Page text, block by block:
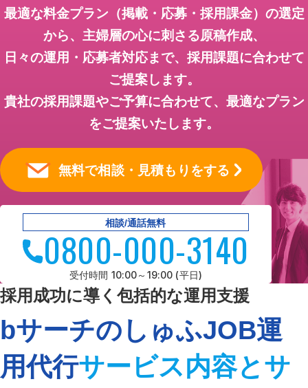
最適な料金プラン（掲載・応募・採用課金）の選定
から、主婦層の心に刺さる原稿作成、
日々の運用・応募者対応まで、採用課題に合わせて
ご提案します。
貴社の採用課題やご予算に合わせて、最適なプラン
をご提案いたします。
無料で相談・見積もりをする
相談/通話無料
受付時間 10:00～19:00 (平日)
0800-000-3140
採用成功に導く包括的な運用支援
bサーチのしゅふJOB運
用代行サービス内容とサ